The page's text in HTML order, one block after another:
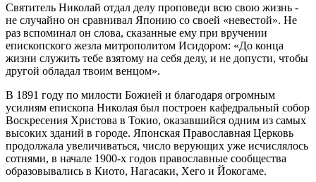
Святитель Николай отдал делу проповеди всю свою жизнь -
не случайно он сравнивал Японию со своей «невестой». Не
раз вспоминал он слова, сказанные ему при вручении
епископского жезла митрополитом Исидором: «До конца
жизни служить тебе взятому на себя делу, и не допусти, чтобы
другой обладал твоим венцом».
В 1891 году по милости Божией и благодаря огромным
усилиям епископа Николая был построен кафедральный собор
Воскресения Христова в Токио, оказавшийся одним из самых
высоких зданий в городе. Японская Православная Церковь
продолжала увеличиваться, число верующих уже исчислялось
сотнями, в начале 1900-х годов православные сообщества
образовывались в Киото, Нагасаки, Хего и Йокогаме.